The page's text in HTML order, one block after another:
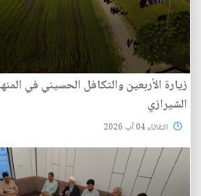
زيارة الأربعين والتكافل الحسيني في
الشيرازي
الثلاثاء 04 آب 2026